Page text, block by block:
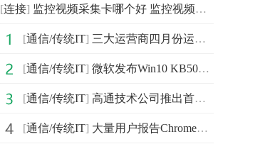
[连接] 监控视频采集卡哪个好 监控视频采集卡价格品牌介绍
[通信/传统IT] 三大运营商四月份运营数据分析：移动一枝独秀，电联稳中
[通信/传统IT] 微软发布Win10 KB5003173累积更新 带来了“新闻和兴趣”功能
[通信/传统IT] 高通技术公司推出首款支持5G连接的专用物联网调制解调器
[通信/传统IT] 大量用户报告Chrome意外崩溃 谷歌官方发布紧急修复